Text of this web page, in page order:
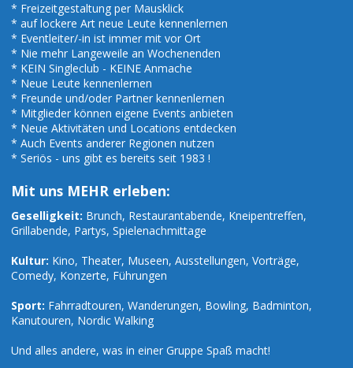
* Freizeitgestaltung per Mausklick
* auf lockere Art neue Leute kennenlernen
* Eventleiter/-in ist immer mit vor Ort
* Nie mehr Langeweile an Wochenenden
* KEIN Singleclub - KEINE Anmache
* Neue Leute kennenlernen
* Freunde und/oder Partner kennenlernen
* Mitglieder können eigene Events anbieten
* Neue Aktivitäten und Locations entdecken
* Auch Events anderer Regionen nutzen
* Seriös - uns gibt es bereits seit 1983 !
Mit uns MEHR erleben:
Geselligkeit: Brunch, Restaurantabende, Kneipentreffen,
Grillabende, Partys, Spielenachmittage
Kultur: Kino, Theater, Museen, Ausstellungen, Vorträge,
Comedy, Konzerte, Führungen
Sport: Fahrradtouren, Wanderungen, Bowling, Badminton,
Kanutouren, Nordic Walking
Und alles andere, was in einer Gruppe Spaß macht!